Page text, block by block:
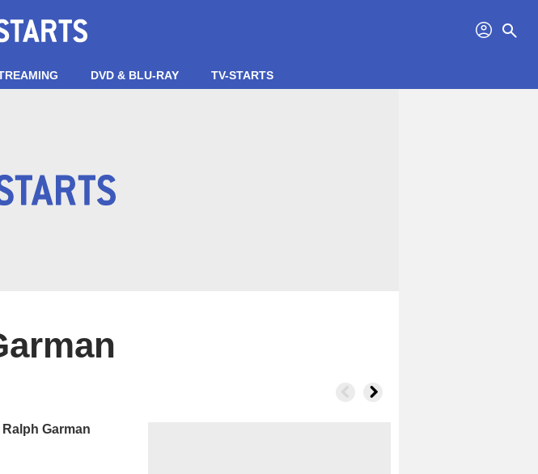
profil search
DVD & BLU-RAY TV-STARTS
Garman